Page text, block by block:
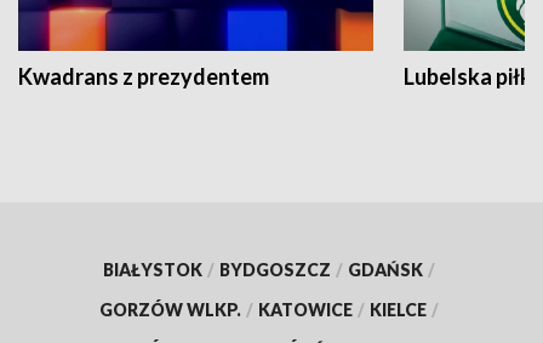
Kwadrans z prezydentem Lubelska piłka
BIAŁYSTOK / BYDGOSZCZ / GDAŃSK /
GORZÓW WLKP. / KATOWICE / KIELCE /